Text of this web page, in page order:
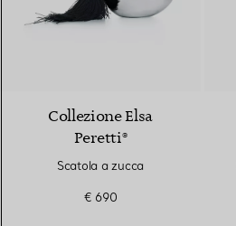
Collezione Elsa
Peretti®
Scatola a zucca
€ 690